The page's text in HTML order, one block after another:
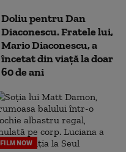
Doliu pentru Dan
Diaconescu. Fratele lui,
Mario Diaconescu, a
încetat din viață la doar
60 de ani
FILM NOW